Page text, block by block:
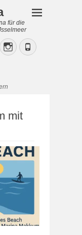
für die
Instagram
Phone
mit